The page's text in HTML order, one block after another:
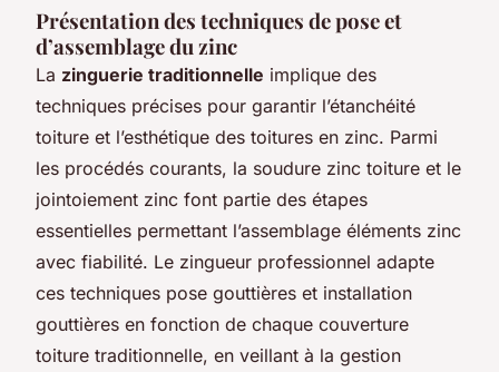
Présentation des techniques de pose et
d’assemblage du zinc
La zinguerie traditionnelle implique des
techniques précises pour garantir l’étanchéité
toiture et l’esthétique des toitures en zinc. Parmi
les procédés courants, la soudure zinc toiture et le
jointoiement zinc font partie des étapes
essentielles permettant l’assemblage éléments zinc
avec fiabilité. Le zingueur professionnel adapte
ces techniques pose gouttières et installation
gouttières en fonction de chaque couverture
toiture traditionnelle, en veillant à la gestion